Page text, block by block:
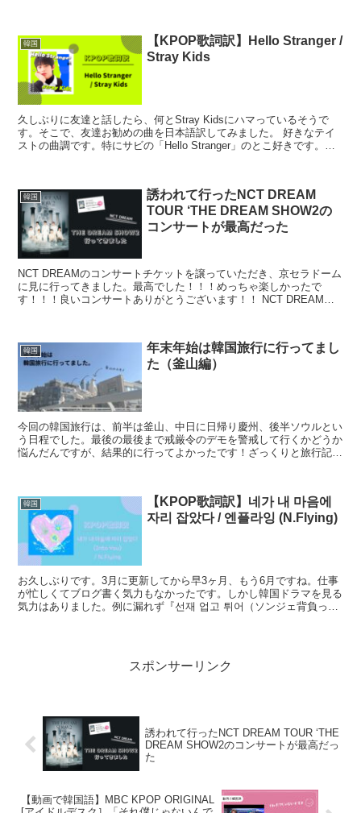
韓国
【KPOP歌詞訳】Hello Stranger /
Stray Kids
久しぶりに友達と話したら、何とStray Kidsにハマっているそうで
す。そこで、友達お勧めの曲を日本語訳してみました。 好きなテイ
ストの曲調です。特にサビの「Hello Stranger」のとこ好きです。歌
韓国
誘われて行ったNCT DREAM
TOUR ‘THE DREAM SHOW2の
コンサートが最高だった
NCT DREAMのコンサートチケットを譲っていただき、京セラドーム
に見に行ってきました。最高でした！！！めっちゃ楽しかったで
す！！！良いコンサートありがとうございます！！ NCT DREAM
韓国
年末年始は韓国旅行に行ってまし
た（釜山編）
今回の韓国旅行は、前半は釜山、中日に日帰り慶州、後半ソウルとい
う日程でした。最後の最後まで戒厳令のデモを警戒して行くかどうか
悩んだんですが、結果的に行ってよかったです！ざっくりと旅行記を
韓国
【KPOP歌詞訳】네가 내 마음에
자리 잡았다 / 엔플라잉 (N.Flying)
お久しぶりです。3月に更新してから早3ヶ月、もう6月ですね。仕事
が忙しくてブログ書く気力もなかったです。しかし韓国ドラマを見る
気力はありました。例に漏れず『선재 업고 튀어（ソンジェ背負って
スポンサーリンク
誘われて行ったNCT DREAM TOUR ‘THE
DREAM SHOW2のコンサートが最高だっ
た
【動画で韓国語】MBC KPOP ORIGINAL